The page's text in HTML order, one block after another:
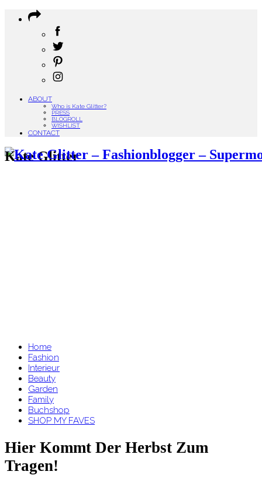
ABOUT
Who is Kate Glitter?
PRESS
BLOGROLL
WISHLIST
CONTACT
Kate Glitter
Home
Fashion
Interieur
Beauty
Garden
Family
Buchshop
SHOP MY FAVES
Hier Kommt Der Herbst Zum
Tragen!